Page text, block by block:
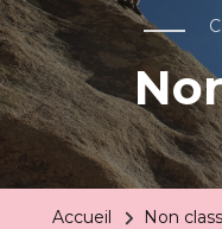
Accueil Non